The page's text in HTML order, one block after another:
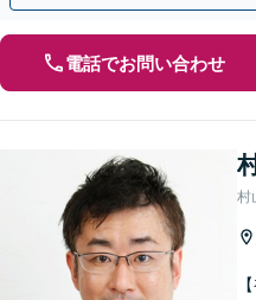
電話でお問い合わせ
村